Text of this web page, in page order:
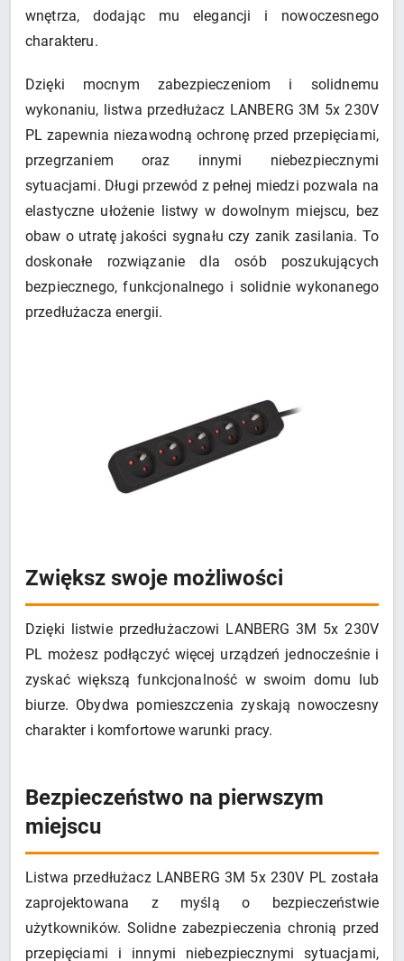
wnętrza, dodając mu elegancji i nowoczesnego
charakteru.
Dzięki mocnym zabezpieczeniom i solidnemu
wykonaniu, listwa przedłużacz LANBERG 3M 5x 230V
PL zapewnia niezawodną ochronę przed przepięciami,
przegrzaniem oraz innymi niebezpiecznymi
sytuacjami. Długi przewód z pełnej miedzi pozwala na
elastyczne ułożenie listwy w dowolnym miejscu, bez
obaw o utratę jakości sygnału czy zanik zasilania. To
doskonałe rozwiązanie dla osób poszukujących
bezpiecznego, funkcjonalnego i solidnie wykonanego
przedłużacza energii.
Zwiększ swoje możliwości
Dzięki listwie przedłużaczowi LANBERG 3M 5x 230V
PL możesz podłączyć więcej urządzeń jednocześnie i
zyskać większą funkcjonalność w swoim domu lub
biurze. Obydwa pomieszczenia zyskają nowoczesny
charakter i komfortowe warunki pracy.
Bezpieczeństwo na pierwszym
miejscu
Listwa przedłużacz LANBERG 3M 5x 230V PL została
zaprojektowana z myślą o bezpieczeństwie
użytkowników. Solidne zabezpieczenia chronią przed
przepięciami i innymi niebezpiecznymi sytuacjami,